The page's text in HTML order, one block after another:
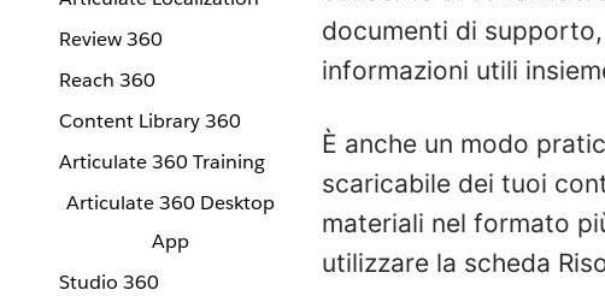
Review 360
Reach 360
Content Library 360
Articulate 360 Training
Articulate 360 Desktop
App
Studio 360
documenti di
informazioni utili
È anche un modo
scaricabile dei tuoi
materiali nel formato
utilizzare la scheda